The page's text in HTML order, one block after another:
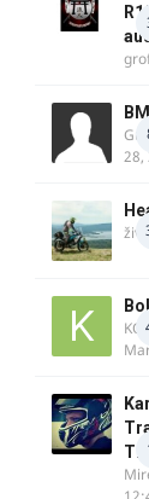
28,